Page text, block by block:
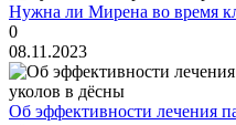
Нужна ли Мирена во время
0
08.11.2023
Об эффективности лечения